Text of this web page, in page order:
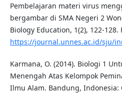
Pembelajaran materi virus
bergambar di SMA Negeri 2
Biology Education, 1(2), 122-
https://journal.unnes.ac.id/sju/
Karmana, O. (2014). Biologi 1
Menengah Atas Kelompok
Ilmu Alam. Bandung, Indonesia: